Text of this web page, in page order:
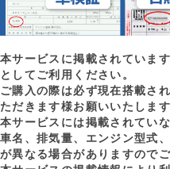
本サービスに掲載されていま
としてご利用ください。
ご購入の際は必ず現在搭載さ
ただきます様お願いいたします
本サービスには掲載されてい
車名、排気量、エンジン型式
が異なる場合がありますので